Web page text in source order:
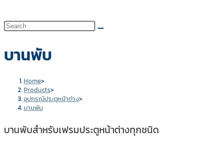
search
บานพับ
Home>
Products>
อุปกรณ์ประตูหน้าต่าง>
บานพับ
บานพับสำหรับเฟรมประตูหน้าต่างทุกชนิด